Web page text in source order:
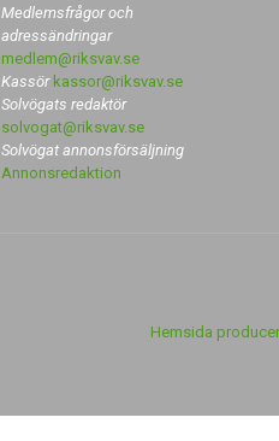
Medlemsfrågor och
adressändringar
medlem@riksvav.se
Kassör kassor@riksvav.se
Solvögats redaktör
solvogat@riksvav.se
Solvögat annonsförsäljning
Annonsredaktion
Hemsida